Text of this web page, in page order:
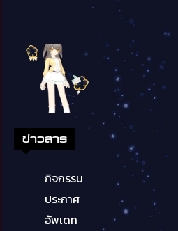
ข่าวสาร
กิจกรรม
ประกาศ
อัพเดท